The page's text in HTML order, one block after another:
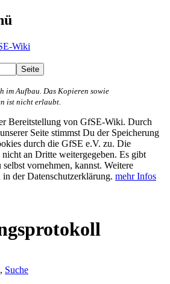
im Aufbau. Das Kopieren sowie
ist nicht erlaubt.
Bereitstellung von GfSE-Wiki. Durch
Seite stimmst Du der Speicherung
durch die GfSE e.V. zu. Die
an Dritte weitergegeben. Es gibt
vornehmen, kannst. Weitere
der Datenschutzerklärung. mehr Infos
, Suche